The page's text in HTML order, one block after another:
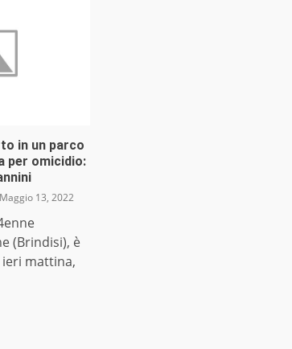
in un parco
per omicidio:
Maggio 13, 2022
(Brindisi), è
mattina,